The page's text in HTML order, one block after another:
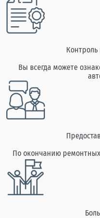
Контроль
Вы всегда можете
По окончанию